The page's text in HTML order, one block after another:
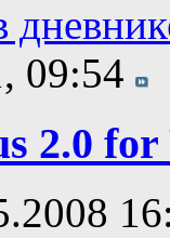
09:54
2.0